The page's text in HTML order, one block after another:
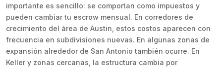
importante es sencillo: se comportan como impuestos y
pueden cambiar tu escrow mensual. En corredores de
crecimiento del área de Austin, estos costos aparecen con
frecuencia en subdivisiones nuevas. En algunas zonas de
expansión alrededor de San Antonio también ocurre. En
Keller y zonas cercanas, la estructura cambia por